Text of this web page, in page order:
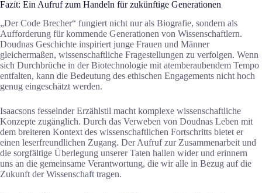
Fazit: Ein Aufruf zum Handeln für zukünftige Generationen
„Der Code Brecher“ fungiert nicht nur als Biografie, sondern als
Aufforderung für kommende Generationen von Wissenschaftlern.
Doudnas Geschichte inspiriert junge Frauen und Männer
gleichermaßen, wissenschaftliche Fragestellungen zu verfolgen. Wenn
sich Durchbrüche in der Biotechnologie mit atemberaubendem Tempo
entfalten, kann die Bedeutung des ethischen Engagements nicht hoch
genug eingeschätzt werden.
Isaacsons fesselnder Erzählstil macht komplexe wissenschaftliche
Konzepte zugänglich. Durch das Verweben von Doudnas Leben mit
dem breiteren Kontext des wissenschaftlichen Fortschritts bietet er
einen leserfreundlichen Zugang. Der Aufruf zur Zusammenarbeit und
die sorgfältige Überlegung unserer Taten hallen wider und erinnern
uns an die gemeinsame Verantwortung, die wir alle in Bezug auf die
Zukunft der Wissenschaft tragen.